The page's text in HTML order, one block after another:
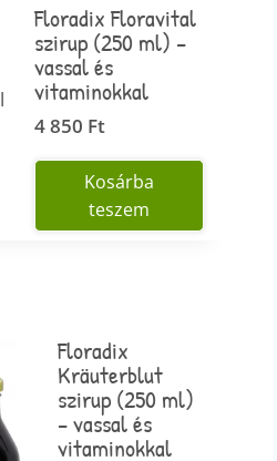
Floradix Floravital
szirup (250 ml) –
vassal és
vitaminokkal
4 850 Ft
Kosárba
teszem
Floradix
Kräuterblut
szirup (250 ml)
– vassal és
vitaminokkal